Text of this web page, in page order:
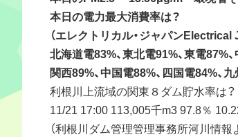
本日の電力最大消費率は？
（エレクトリカル・ジャパンElectrical
北海道電83%、東北電91%、東電87%
関西89%、中国電88%、四国電84%、
利根川上流域の関東８ダム貯水率は？
11/21 17:00 113,005千m3 97.8％
（利根川ダム管理管理事務所河川情報